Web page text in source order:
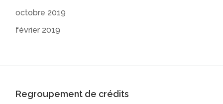
octobre 2019
février 2019
Regroupement de crédits